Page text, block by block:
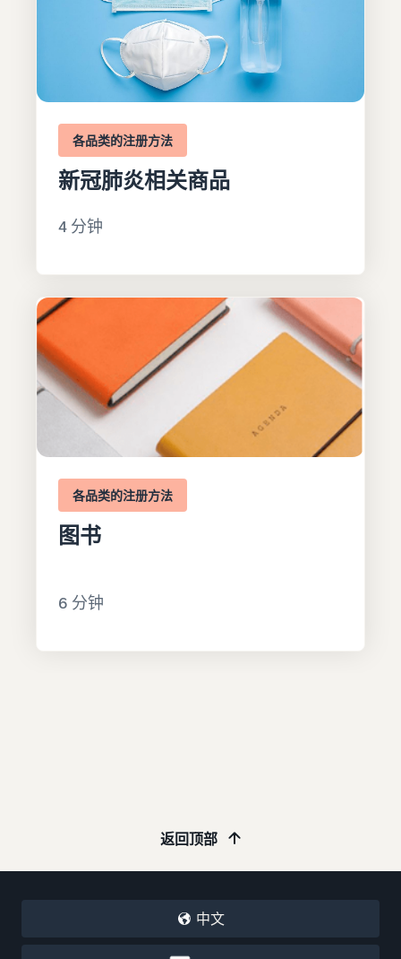
各品类的注册方法
新冠肺炎相关商品
4 分钟
各品类的注册方法
图书
6 分钟
返回顶部
中文